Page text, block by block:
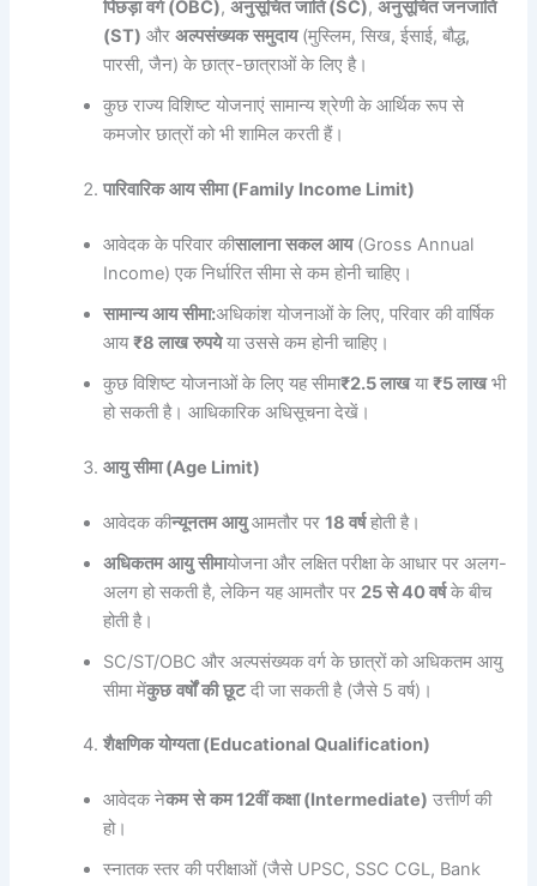
पिछड़ा वर्ग(OBC),अनुसूचित जाति(SC),अनुसूचित जनजाति
(ST) औरअल्पसंख्यक समुदाय(मुस्लिम, सिख, ईसाई, बौद्ध,
पारसी, जैन) के छात्र-छात्राओं के लिए है।
कुछ राज्य विशिष्ट योजनाएं सामान्य श्रेणी के आर्थिक रूप से
कमजोर छात्रों को भी शामिल करती हैं।
पारिवारिक आय सीमा(Family Income Limit)
आवेदक के परिवार कीसालाना सकल आय(Gross Annual
Income) एक निर्धारित सीमा से कम होनी चाहिए।
सामान्य आय सीमा:अधिकांश योजनाओं के लिए, परिवार की वार्षिक
आय₹8लाख रुपयेया उससे कम होनी चाहिए।
कुछ विशिष्ट योजनाओं के लिए यह सीमा₹2.5लाखया₹5लाखभी
हो सकती है। आधिकारिक अधिसूचना देखें।
आयु सीमा(Age Limit)
आवेदक कीन्यूनतम आयुआमतौर पर18वर्षहोती है।
अधिकतम आयु सीमायोजना और लक्षित परीक्षा के आधार पर अलग-
अलग हो सकती है, लेकिन यह आमतौर पर 25से40वर्षके बीच
होती है।
SC/ST/OBC और अल्पसंख्यक वर्ग के छात्रों को अधिकतम आयु
सीमा मेंकुछ वर्षों की छूटदी जा सकती है (जैसे 5 वर्ष)।
शैक्षणिक योग्यता(Educational Qualification)
आवेदक नेकम से कम12वीं कक्षा(Intermediate) उत्तीर्ण की
हो।
स्नातक स्तर की परीक्षाओं (जैसे UPSC, SSC CGL, Bank